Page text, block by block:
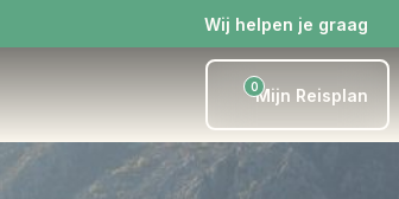
Wij helpen je graag
0Mijn Reisplan